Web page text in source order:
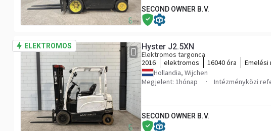
SECOND OWNER B.V.
ELEKTROMOS Hyster J2.5XN
Elektromos targonca
2016
elektromos 16040 óra Emelési
Hollandia, Wijchen
Megjelent: 1hónap
Intézményközi
SECOND OWNER B.V.